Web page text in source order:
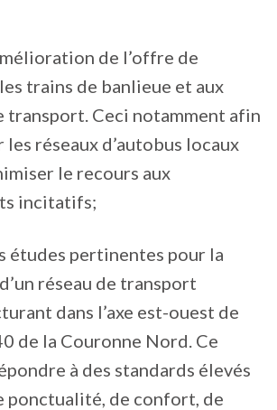
de l’offre de
trains de banlieue et aux
transport. Ceci notamment afin
réseaux d’autobus locaux
le recours aux
incitatifs;
études pertinentes pour la
réseau de transport
dans l’axe est-ouest de
de la Couronne Nord. Ce
à des standards élevés
ponctualité, de confort, de